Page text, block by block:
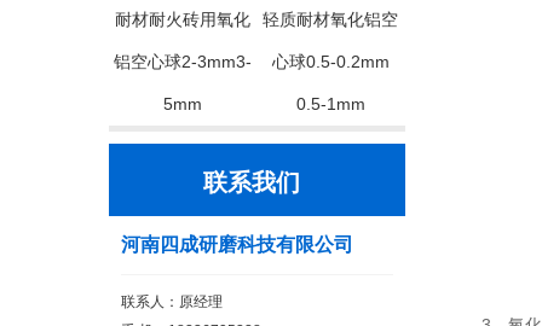
耐材耐火砖用氧化
铝空心球2-3mm3-
5mm
轻质耐材氧化铝空
心球0.5-0.2mm
0.5-1mm
联系我们
河南四成研磨科技有限公司
联系人：原经理